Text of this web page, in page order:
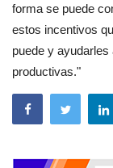
forma se puede
estos incentivos
puede y
productivas."